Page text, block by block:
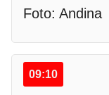
Foto: Andina
09:10